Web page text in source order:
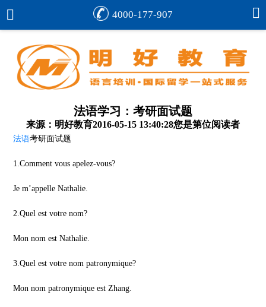
法语学习：考研面试题
来源：明好教育2016-05-15 13:40:28您是第位阅读者
法语考研面试题
1.Comment vous apelez-vous?
Je m’appelle Nathalie.
2.Quel est votre nom?
Mon nom est Nathalie.
3.Quel est votre nom patronymique?
Mon nom patronymique est Zhang.
4000-177-907